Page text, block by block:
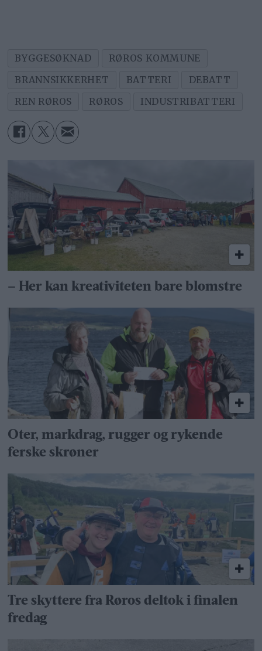
BYGGESØKNAD
RØROS KOMMUNE
BRANNSIKKERHET
BATTERI
DEBATT
REN RØROS
RØROS INDUSTRIBATTERI
– Her kan kreativiteten bare blomstre
Oter, markdrag, rugger og rykende
ferske skrøner
Tre skyttere fra Røros deltok i finalen
fredag